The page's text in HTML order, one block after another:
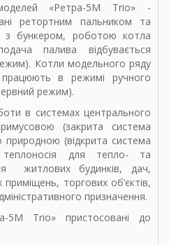
«Ретра-5М Trio» -
ретортним пальником та
з бункером, роботою котла
палива відбувається
Котли модельного ряду
в режимі ручного
режим).
в системах центрального
(закрита система
(відкрита система
теплоносія для тепло- та
житлових будинків, дач,
торгових об’єктів,
призначення.
5М Trio» пристосовані до